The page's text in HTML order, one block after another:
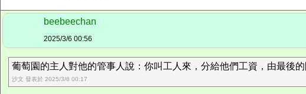
beebeechan
2025/3/6 00:56
葡萄園的主人對他的管事人說：你叫工人來，分給他們工資，由最後的
沙文 發表於 2025/3/6 00:17